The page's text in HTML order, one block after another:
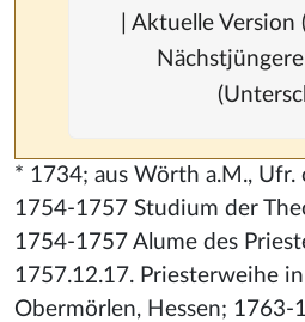
| Aktuelle Version
* 1734; aus Wörth a.M.,
1754-1757 Studium der
1754-1757 Alume des
1757.12.17. Priesterweihe
Obermörlen, Hessen; 1763-